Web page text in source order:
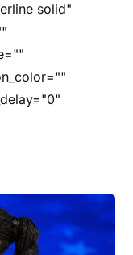
solid"